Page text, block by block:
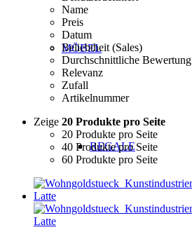
MÖBEL
REGALE
Name
Preis
Datum
Beliebtheit (Sales)
Durchschnittliche Bewertung
Relevanz
Zufall
Artikelnummer
Zeige 20 Produkte pro Seite
20 Produkte pro Seite
40 Produkte pro Seite
60 Produkte pro Seite